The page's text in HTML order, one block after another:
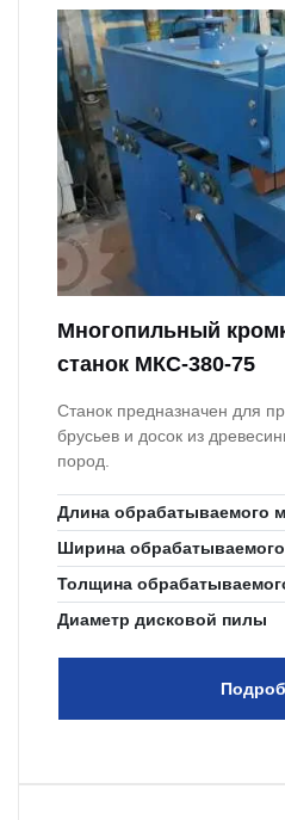
Многопильный
станок МКС-380-75
Станок предназначен для
брусьев и досок из
пород.
Длина обрабатываемого
Ширина
Толщина
Диаметр дисковой пилы